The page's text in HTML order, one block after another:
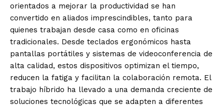
orientados a mejorar la productividad se han
convertido en aliados imprescindibles, tanto para
quienes trabajan desde casa como en oficinas
tradicionales. Desde teclados ergonómicos hasta
pantallas portátiles y sistemas de videoconferencia de
alta calidad, estos dispositivos optimizan el tiempo,
reducen la fatiga y facilitan la colaboración remota. El
trabajo híbrido ha llevado a una demanda creciente de
soluciones tecnológicas que se adapten a diferentes